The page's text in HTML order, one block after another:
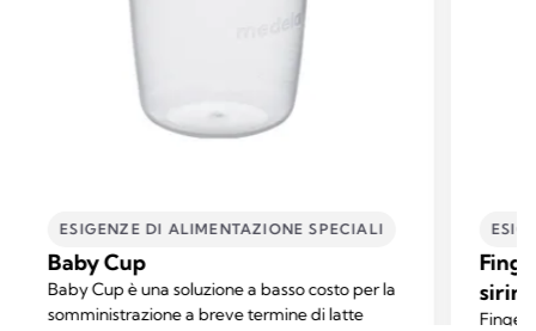
ESIGENZE DI ALIMENTAZIONE SPECIALI​
Baby Cup
Baby Cup è una soluzione a basso costo per la
somministrazione a breve termine di latte